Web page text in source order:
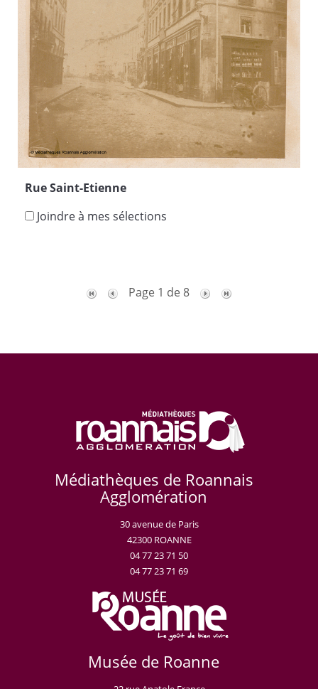
Rue Saint-Etienne
Joindre à mes sélections
Page 1 de 8
Médiathèques de Roannais
Agglomération
30 avenue de Paris
42300 ROANNE
04 77 23 71 50
04 77 23 71 69
Musée de Roanne